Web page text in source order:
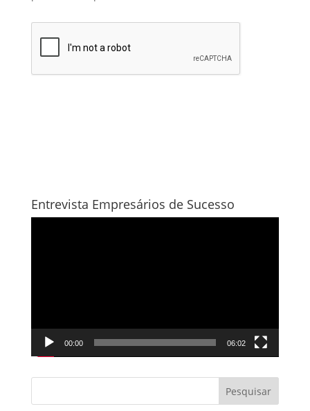
Entrevista Empresários de Sucesso
00:00 06:02